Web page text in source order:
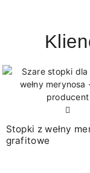
Stopki z wełny
grafitowe